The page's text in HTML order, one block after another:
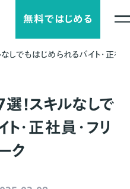
無料ではじめる
しでもはじめられるバイト・正社
！スキルなしで
・正社員・フリ
ク